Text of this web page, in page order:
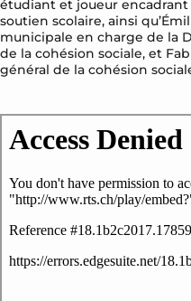
étudiant et joueur
soutien scolaire, ainsi
municipale en charge de la
de la cohésion sociale, et
général de la cohésion